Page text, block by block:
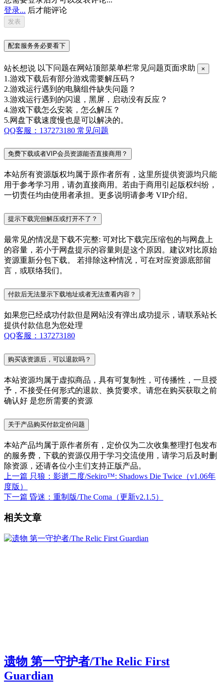
登录... 后才能评论
配套服务务必要看下
站长想说 以下问题在网站顶部菜单栏常见问题页面求助 ×
1.游戏下载后有部分游戏需要解压码？
2.游戏运行遇到的电脑组件缺失问题？
3.游戏运行遇到的闪退，黑屏，启动没有反应？
4.游戏下载怎么安装，怎么解压？
5.网盘下载速度慢也是可以解决的。
QQ客服：137273180 常见问题
免费下载或者VIP会员资源能否直接商用？
本站所有资源版权均属于原作者所有，这里所提供资源均只能
用于参考学习用，请勿直接商用。若由于商用引起版权纠纷，
一切责任均由使用者承担。更多说明请参考 VIP介绍。
提示下载完但解压或打开不了？
最常见的情况是下载不完整: 可对比下载完压缩包的与网盘上
的容量，若小于网盘提示的容量则是这个原因。建议对比原始
资源重新分包下载。 若排除这种情况，可在对应资源底部留
言，或联络我们。
付款后无法显示下载地址或者无法查看内容？
如果您已经成功付款但是网站没有弹出成功提示，请联系站长
提供付款信息为您处理
QQ客服：137273180
购买该资源后，可以退款吗？
本站资源均属于虚拟商品，具有可复制性，可传播性，一旦授
予，不接受任何形式的退款、换货要求。请您在购买获取之前
确认好 是您所需要的资源
关于产品购买付款定价问题
本站产品均属于原作者所有，定价仅为二次收集整理打包发布
的服务费，下载的资源仅用于学习交流使用，请学习后及时删
除资源，还请各位小主们支持正版产品。
上一篇 只狼：影逝二度/Sekiro™: Shadows Die Twice（v1.06年
度版）
下一篇 昏迷：重制版/The Coma（更新v2.1.5）
相关文章
遗物 第一守护者/The Relic First
Guardian